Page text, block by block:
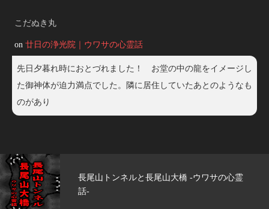
こだぬき丸
on 廿日の浄光院｜ウワサの心霊話
先日夕暮れ時におとづれました！ お堂の中の龍をイメージし
た御神体が迫力満点でした。隣に居住していたあとのようなも
のがあり
ウワサの心霊
玄武洞公園 -ウワサの心霊話-